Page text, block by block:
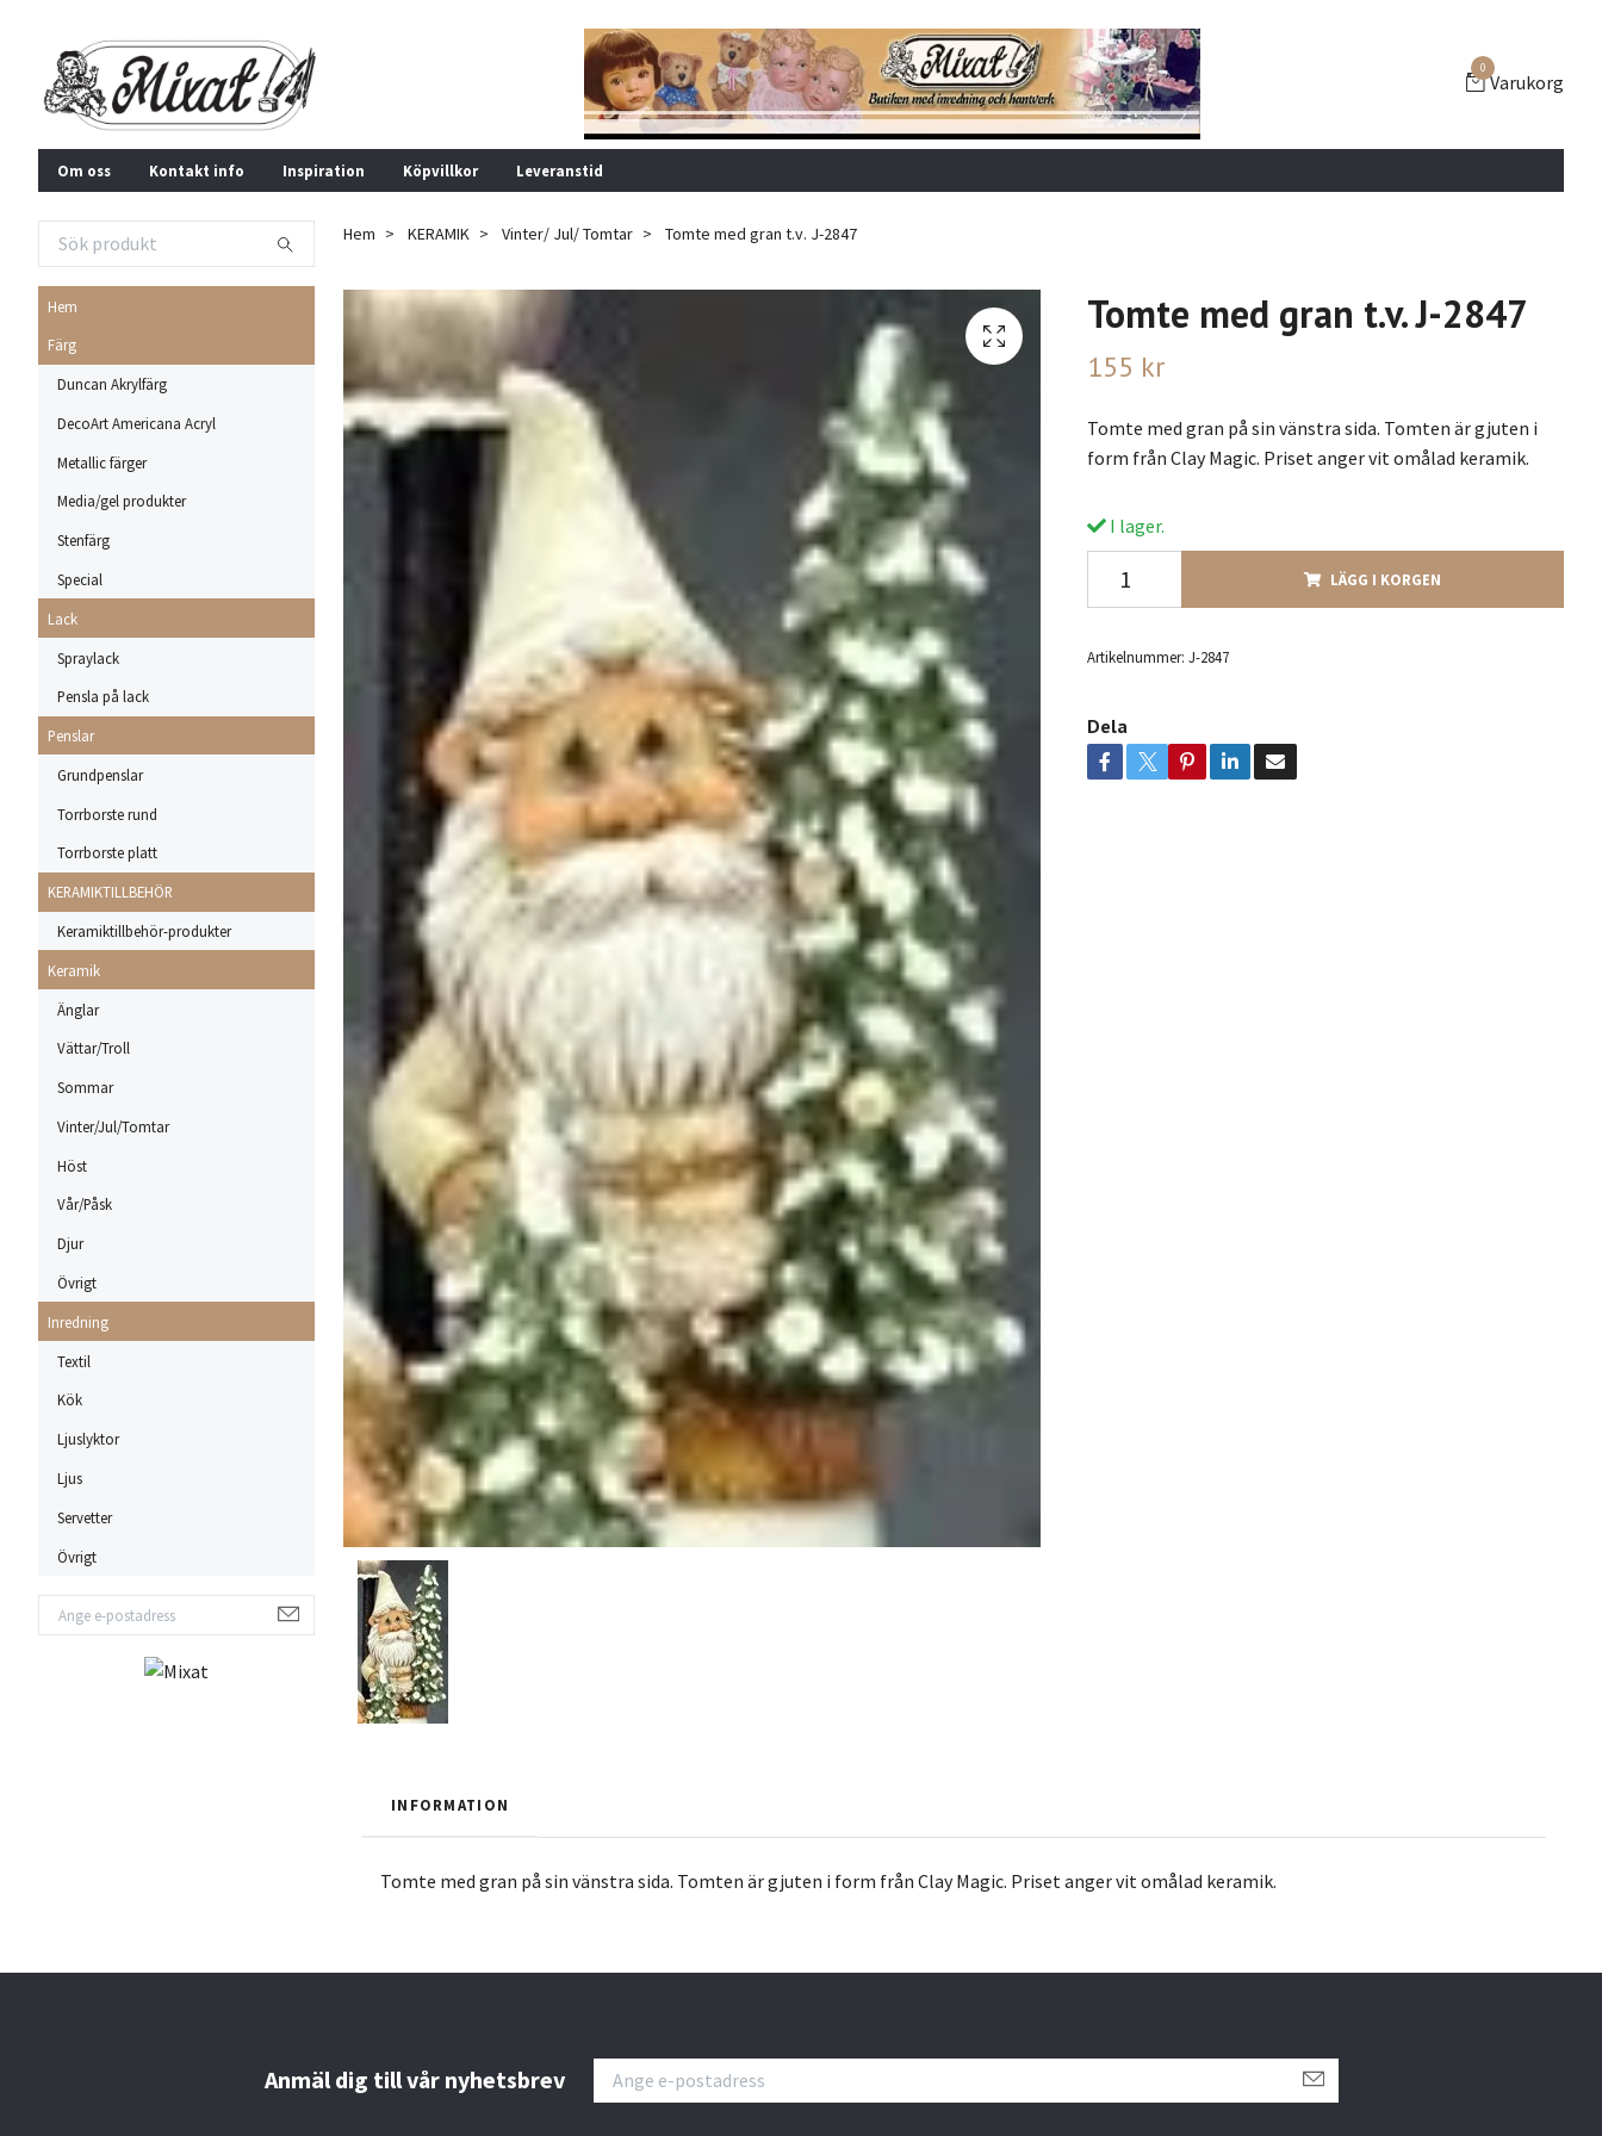
0
Varukorg
Om oss Kontakt info Inspiration Köpvillkor Leveranstid
Hem
Färg
Duncan Akrylfärg
DecoArt Americana Acryl
Metallic färger
Media/gel produkter
Stenfärg
Special
Lack
Spraylack
Pensla på lack
Penslar
Grundpenslar
Torrborste rund
Torrborste platt
KERAMIKTILLBEHÖR
Keramiktillbehör-produkter
Keramik
Änglar
Vättar/Troll
Sommar
Vinter/Jul/Tomtar
Höst
Vår/Påsk
Djur
Övrigt
Inredning
Textil
Kök
Ljuslyktor
Ljus
Servetter
Övrigt
Hem KERAMIK Vinter/ Jul/ Tomtar Tomte med gran t.v. J-2847
Tomte med gran t.v. J-2847
155 kr
Tomte med gran på sin vänstra sida. Tomten är gjuten i
form från Clay Magic. Priset anger vit omålad keramik.
I lager.
LÄGG I KORGEN
Artikelnummer: J-2847
Dela
INFORMATION
Tomte med gran på sin vänstra sida. Tomten är gjuten i form från Clay Magic. Priset anger vit omålad keramik.
Anmäl dig till vår nyhetsbrev